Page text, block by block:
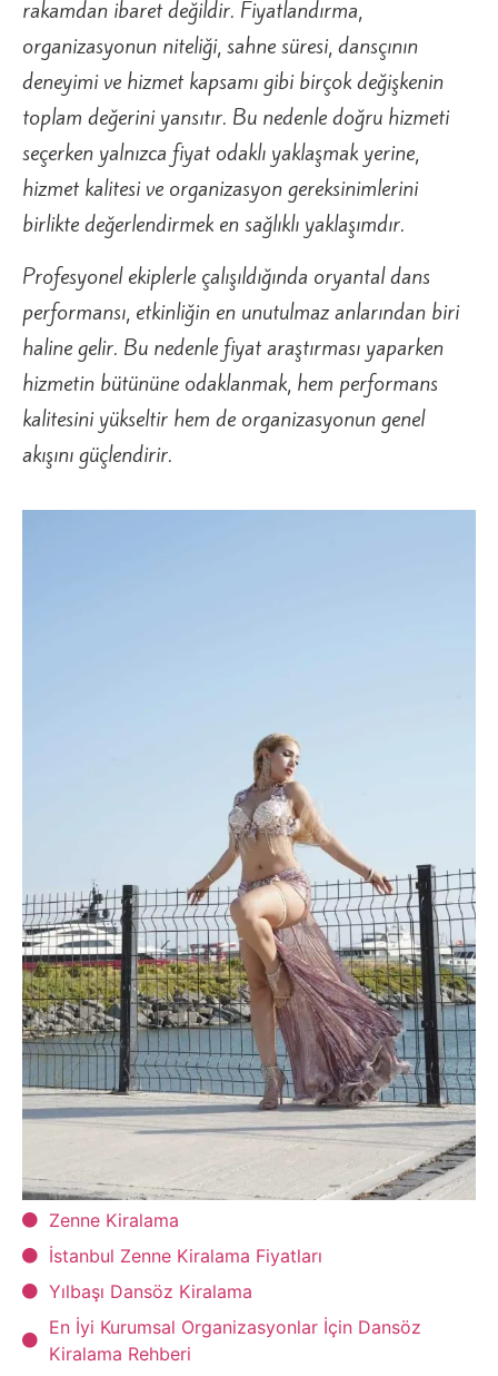
rakamdan ibaret değildir. Fiyatlandırma,
organizasyonun niteliği, sahne süresi, dansçının
deneyimi ve hizmet kapsamı gibi birçok değişkenin
toplam değerini yansıtır. Bu nedenle doğru hizmeti
seçerken yalnızca fiyat odaklı yaklaşmak yerine,
hizmet kalitesi ve organizasyon gereksinimlerini
birlikte değerlendirmek en sağlıklı yaklaşımdır.
Profesyonel ekiplerle çalışıldığında oryantal dans
performansı, etkinliğin en unutulmaz anlarından biri
haline gelir. Bu nedenle fiyat araştırması yaparken
hizmetin bütününe odaklanmak, hem performans
kalitesini yükseltir hem de organizasyonun genel
akışını güçlendirir.
Zenne Kiralama
İstanbul Zenne Kiralama Fiyatları
Yılbaşı Dansöz Kiralama
En İyi Kurumsal Organizasyonlar İçin Dansöz
Kiralama Rehberi